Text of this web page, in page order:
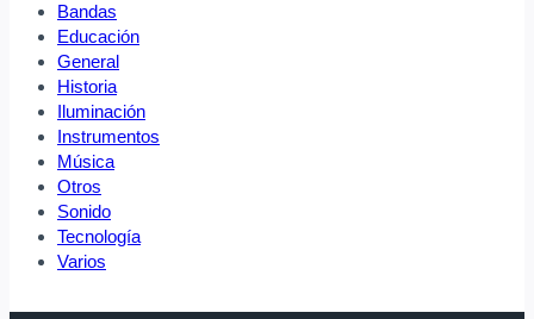
Bandas
Educación
General
Historia
Iluminación
Instrumentos
Música
Otros
Sonido
Tecnología
Varios